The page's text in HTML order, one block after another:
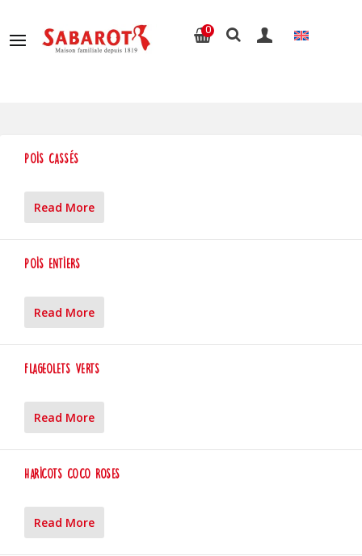
0
Pois Cassés
Read More
Pois entiers
Read More
Flageolets Verts
Read More
Haricots Coco Roses
Read More